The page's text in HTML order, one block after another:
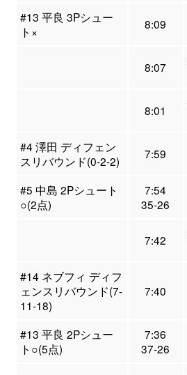
#13 平良 3Pシュー
ト×
8:09
8:07
8:01
#4 澤田 ディフェン
スリバウンド(0-2-2)
7:59
#5 中島 2Pシュート
○(2点)
7:54
35-26
7:42
#14 ネブフィ ディフ
ェンスリバウンド(7-
11-18)
7:40
#13 平良 2Pシュー
ト○(5点)
7:36
37-26